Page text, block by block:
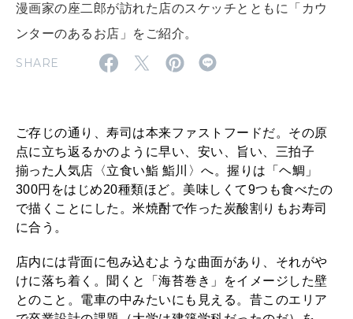
MAGAZINE
特集
2026年8月号『お茶の時間です。』
2026年7月号「鎌倉 ローカルが 教えてくれた 本当の歩き方。」
2026年6月号「大銀座 トレンドが生まれる 新しい一流店へ。」
2026年4月号「未来をつくる、学びの教科書。」
MAGAZINE MOOK
漫画家の座二郎が訪れた店のスケッチとともに「カウ
ンターのあるお店」をご紹介。
SHARE
ご存じの通り、寿司は本来ファストフードだ。その原
点に立ち返るかのように早い、安い、旨い、三拍子
揃った人気店〈立食い鮨 鮨川〉へ。握りは「ヘ鯛」
300円をはじめ20種類ほど。美味しくて9つも食べたの
で描くことにした。米焼酎で作った炭酸割りもお寿司
に合う。
店内には背面に包み込むような曲面があり、それがや
けに落ち着く。聞くと「海苔巻き」をイメージした壁
とのこと。電車の中みたいにも見える。昔このエリア